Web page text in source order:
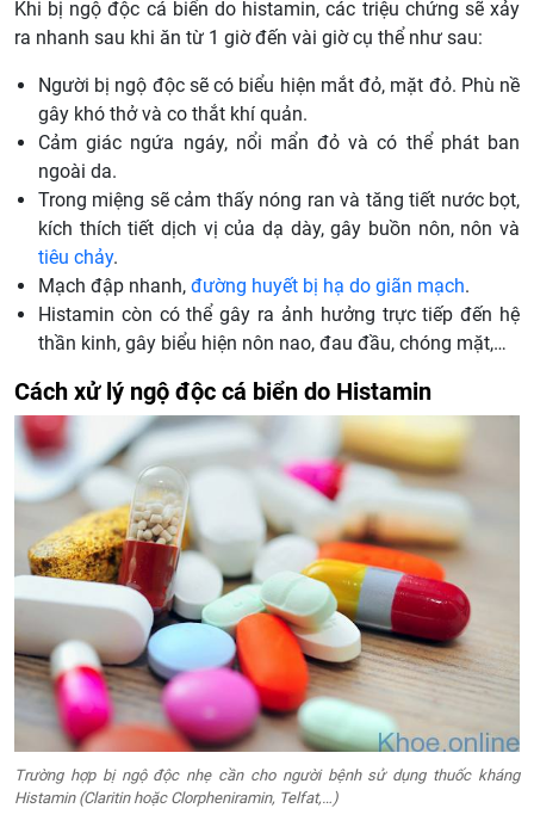
Khi bị ngộ độc cá biển do histamin, các triệu chứng sẽ xảy
ra nhanh sau khi ăn từ 1 giờ đến vài giờ cụ thể như sau:
Người bị ngộ độc sẽ có biểu hiện mắt đỏ, mặt đỏ. Phù nề
gây khó thở và co thắt khí quản.
Cảm giác ngứa ngáy, nổi mẩn đỏ và có thể phát ban
ngoài da.
Trong miệng sẽ cảm thấy nóng ran và tăng tiết nước bọt,
kích thích tiết dịch vị của dạ dày, gây buồn nôn, nôn và
tiêu chảy.
Mạch đập nhanh, đường huyết bị hạ do giãn mạch.
Histamin còn có thể gây ra ảnh hưởng trực tiếp đến hệ
thần kinh, gây biểu hiện nôn nao, đau đầu, chóng mặt,…
Cách xử lý ngộ độc cá biển do Histamin
Trường hợp bị ngộ độc nhẹ cần cho người bệnh sử dụng thuốc kháng
Histamin (Claritin hoặc Clorpheniramin, Telfat,…)